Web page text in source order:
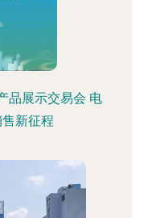
品展示交易会 电
新征程